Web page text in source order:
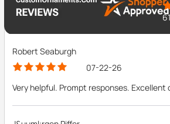
Robert Seaburgh
07-22-26
Very helpful. Prompt responses. Excellent